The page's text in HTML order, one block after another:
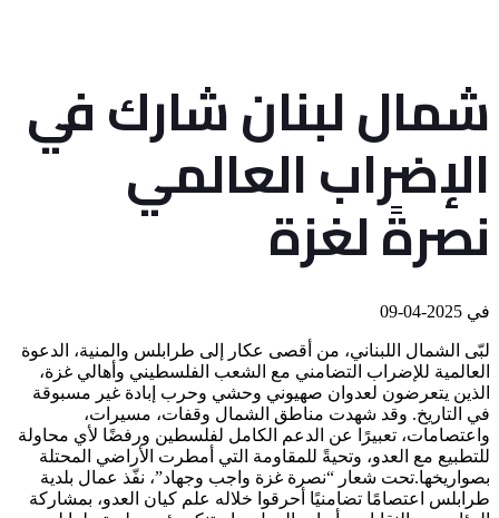
شمال لبنان شارك في
الإضراب العالمي
نصرةً لغزة
في
لبّى الشمال اللبناني، من أقصى عكار إلى طرابلس والمنية، الدعوة
العالمية للإضراب التضامني مع الشعب الفلسطيني وأهالي غزة،
الذين يتعرضون لعدوان صهيوني وحشي وحرب إبادة غير مسبوقة
في التاريخ. وقد شهدت مناطق الشمال وقفات، مسيرات،
واعتصامات، تعبيرًا عن الدعم الكامل لفلسطين ورفضًا لأي محاولة
للتطبيع مع العدو، وتحيةً للمقاومة التي أمطرت الأراضي المحتلة
بصواريخها.تحت شعار “نصرة غزة واجب وجهاد”، نفّذ عمال بلدية
طرابلس اعتصامًا تضامنيًا أحرقوا خلاله علم كيان العدو، بمشاركة